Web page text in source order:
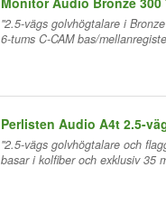
"2.5-vägs golvhögtalare i
6-tums C-CAM bas/
Perlisten Audio A4t 2.5-
"2.5-vägs golvhögtalare och
basar i kolfiber och exklusiv 35